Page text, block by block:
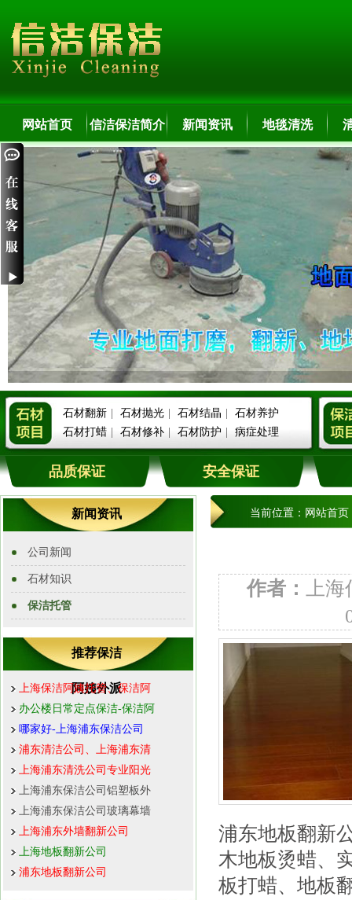
网站首页 信洁保洁简介 新闻资讯 地毯清洗
石材翻新 石材抛光 石材结晶
石材养护
石材打蜡
石材修补 石材防护 病症处理
品质保证 安全保证
新闻资讯
公司新闻
石材知识
保洁托管
推荐保洁
阿姨外派
上海保洁阿姨托管、保洁阿
办公楼日常定点保洁-保洁阿
哪家好-上海浦东保洁公司
浦东清洁公司、上海浦东清
上海浦东清洗公司专业阳光
上海浦东保洁公司铝塑板外
上海浦东保洁公司玻璃幕墙
上海浦东外墙翻新公司
上海地板翻新公司
浦东地板翻新公司
当前位置： 网站首页
作者：
上
浦东地板翻新
木地板烫蜡、
板打蜡、地板